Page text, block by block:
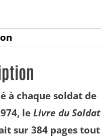
à chaque soldat de
leLivre du Soldat
sur 384 pages tout